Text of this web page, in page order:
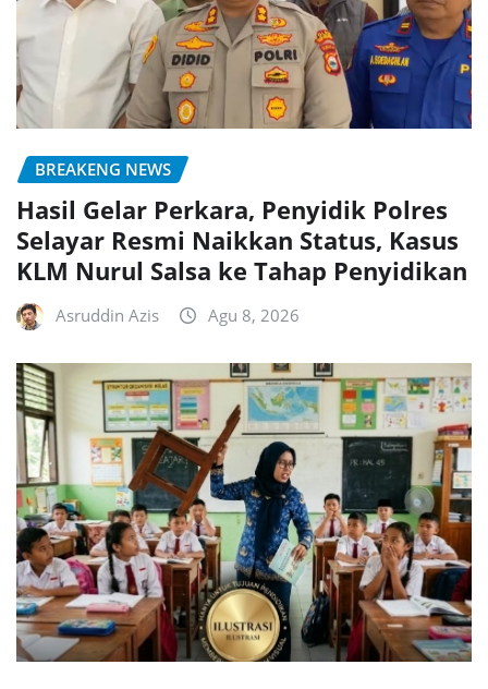
BREAKENG NEWS
Hasil Gelar Perkara, Penyidik Polres
Selayar Resmi Naikkan Status, Kasus
KLM Nurul Salsa ke Tahap Penyidikan
Asruddin Azis Agu 8, 2026